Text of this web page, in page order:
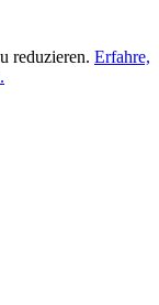
reduzieren. Erfahre,